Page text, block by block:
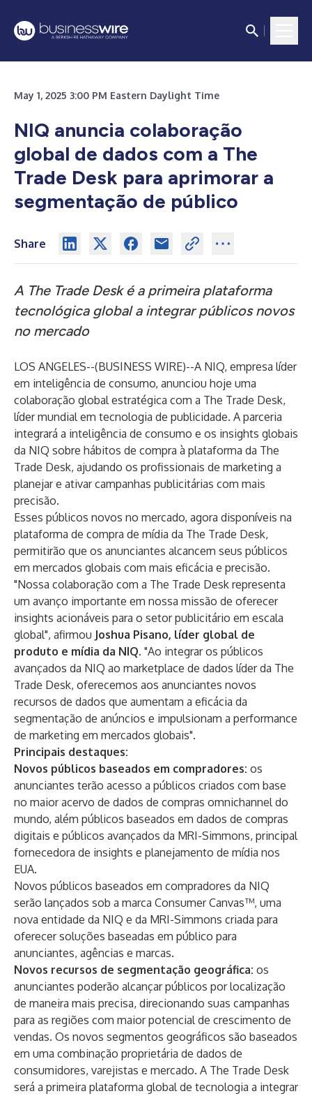
May 1, 2025 3:00 PM Eastern Daylight Time
NIQ anuncia colaboração
global de dados com a The
Trade Desk para aprimorar a
segmentação de público
Share
A The Trade Desk é a primeira plataforma
tecnológica global a integrar públicos novos
no mercado
LOS ANGELES--(BUSINESS WIRE)--A NIQ, empresa líder
em inteligência de consumo, anunciou hoje uma
colaboração global estratégica com a The Trade Desk,
líder mundial em tecnologia de publicidade. A parceria
integrará a inteligência de consumo e os insights globais
da NIQ sobre hábitos de compra à plataforma da The
Trade Desk, ajudando os profissionais de marketing a
planejar e ativar campanhas publicitárias com mais
precisão.
Esses públicos novos no mercado, agora disponíveis na
plataforma de compra de mídia da The Trade Desk,
permitirão que os anunciantes alcancem seus públicos
em mercados globais com mais eficácia e precisão.
"Nossa colaboração com a The Trade Desk representa
um avanço importante em nossa missão de oferecer
insights acionáveis para o setor publicitário em escala
global", afirmou Joshua Pisano, líder global de
produto e mídia da NIQ. "Ao integrar os públicos
avançados da NIQ ao marketplace de dados líder da The
Trade Desk, oferecemos aos anunciantes novos
recursos de dados que aumentam a eficácia da
segmentação de anúncios e impulsionam a performance
de marketing em mercados globais".
Principais destaques:
Novos públicos baseados em compradores: os
anunciantes terão acesso a públicos criados com base
no maior acervo de dados de compras omnichannel do
mundo, além públicos baseados em dados de compras
digitais e públicos avançados da MRI-Simmons, principal
fornecedora de insights e planejamento de mídia nos
EUA.
Novos públicos baseados em compradores da NIQ
serão lançados sob a marca Consumer Canvas™, uma
nova entidade da NIQ e da MRI-Simmons criada para
oferecer soluções baseadas em público para
anunciantes, agências e marcas.
Novos recursos de segmentação geográfica: os
anunciantes poderão alcançar públicos por localização
de maneira mais precisa, direcionando suas campanhas
para as regiões com maior potencial de crescimento de
vendas. Os novos segmentos geográficos são baseados
em uma combinação proprietária de dados de
consumidores, varejistas e mercado. A The Trade Desk
será a primeira plataforma global de tecnologia a integrar